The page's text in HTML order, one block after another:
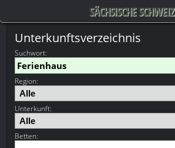
SÄCHSISCHE SCHWEIZ
Unterkunftsverzeichnis
Suchwort:
Region:
Unterkunft:
Betten: